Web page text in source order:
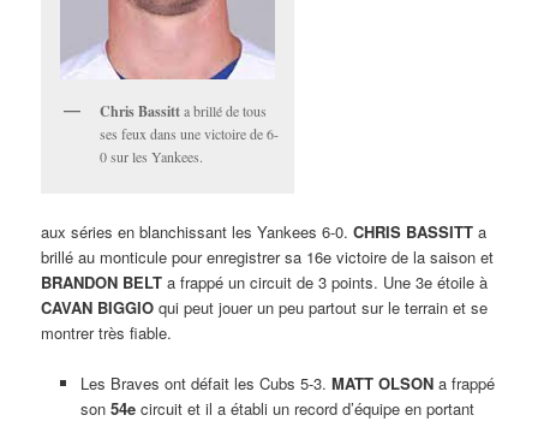
Chris Bassitta brillé de tous
ses feux dans une victoire de 6-
0 sur les Yankees.
aux séries en blanchissant les Yankees 6-0.CHRIS BASSITT a
brillé au monticule pour enregistrer sa 16e victoire de la saison et
BRANDON BELT a frappé un circuit de 3 points. Une 3e étoile à
CAVAN BIGGIO qui peut jouer un peu partout sur le terrain et se
montrer très fiable.
Les Braves ont défait les Cubs 5-3. MATT OLSONa frappé
son 54ecircuit et il a établi un record d’équipe en portant